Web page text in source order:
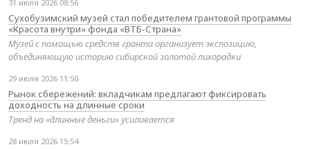
31 июля 2026 08:56
Сухобузимский музей стал победителем грантовой программы
«Красота внутри» фонда «ВТБ-Страна»
Музей с помощью средств гранта организует экспозицию,
объединяющую историю сибирской золотой лихорадки
29 июля 2026 11:50
Рынок сбережений: вкладчикам предлагают фиксировать
доходность на длинные сроки
Тренд на «длинные деньги» усиливается
28 июля 2026 15:54